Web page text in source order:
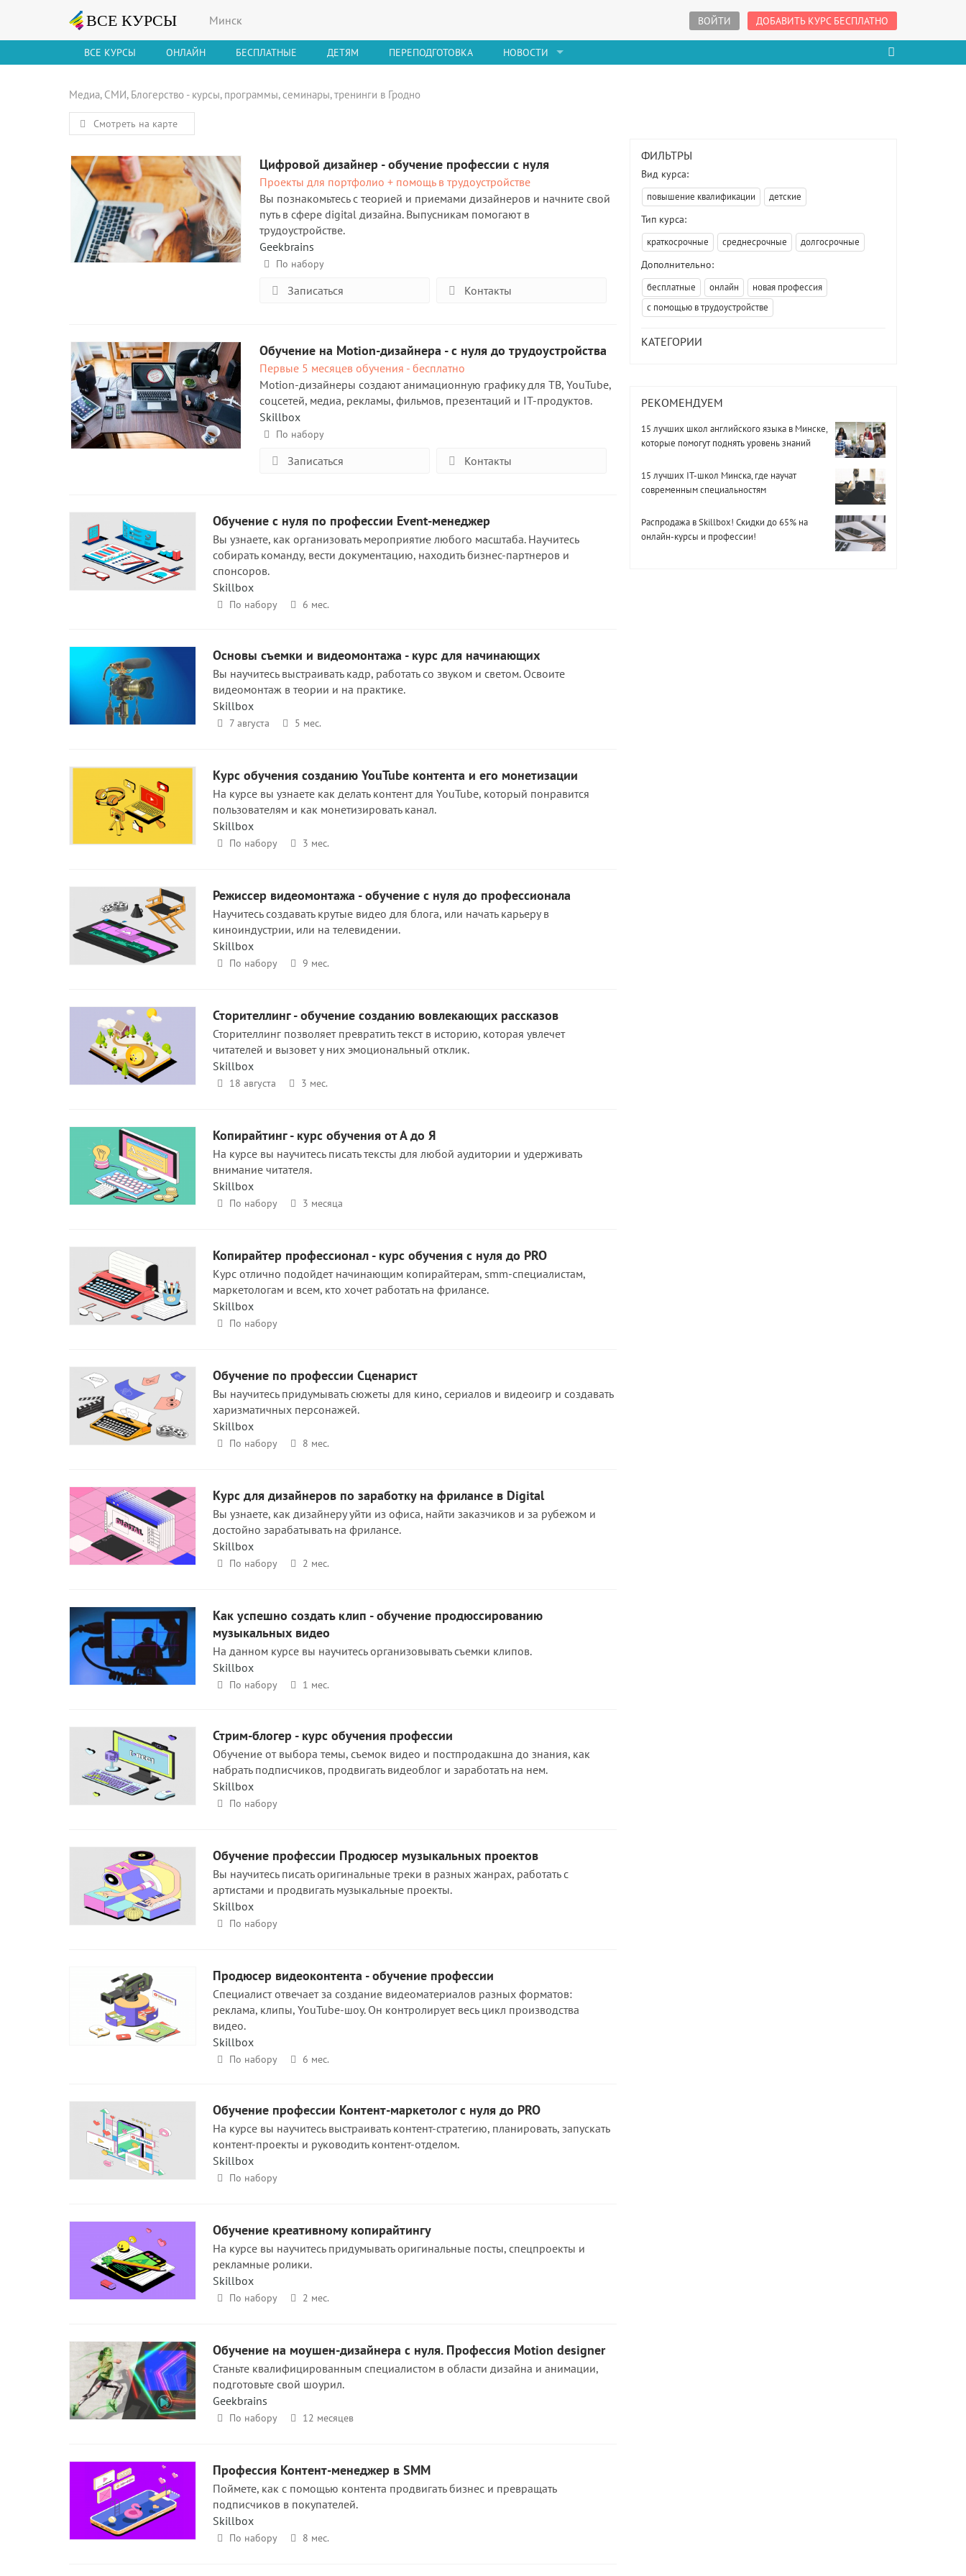
Минск ВОЙТИ ДОБАВИТЬ КУРС БЕСПЛАТНО
ВСЕ КУРСЫ ОНЛАЙН БЕСПЛАТНЫЕ ДЕТЯМ ПЕРЕПОДГОТОВКА НОВОСТИ
Медиа, СМИ, Блогерство - курсы, программы, семинары, тренинги в Гродно
Смотреть на карте
Цифровой дизайнер - обучение профессии с нуля
Проекты для портфолио + помощь в трудоустройстве
Вы познакомьтесь с теорией и приемами дизайнеров и начните свой
путь в сфере digital дизайна. Выпусникам помогают в
трудоустройстве.
Geekbrains
По набору
Записаться Контакты
Обучение на Motion-дизайнер‌а - с нуля до трудоустройства
Первые 5 месяцев обучения - бесплатно
Motion-дизайнеры создают анимационную графику для ТВ, YouTube,
соцсетей, медиа, рекламы, фильмов, презентаций и IT-продуктов.
Skillbox
По набору
Записаться Контакты
Обучение с нуля по профессии Event-менеджер
Вы узнаете, как организовать мероприятие любого масштаба. Научитесь
собирать команду, вести документацию, находить бизнес-партнеров и
спонсоров.
Skillbox
По набору 6 мес.
Основы съемки и видеомонтажа - курс для начинающих
Вы научитесь выстраивать кадр, работать со звуком и светом. Освоите
видеомонтаж в теории и на практике.
Skillbox
7 августа 5 мес.
Курс обучения созданию YouTube контента и его монетизации
На курсе вы узнаете как делать контент для YouTube, который понравится
пользователям и как монетизировать канал.
Skillbox
По набору 3 мес.
Режиссер видеомонтажа - обучение с нуля до профессионала
Научитесь создавать крутые видео для блога, или начать карьеру в
киноиндустрии, или на телевидении.
Skillbox
По набору 9 мес.
Сторителлинг - обучение созданию вовлекающих рассказов
Сторителлинг позволяет превратить текст в историю, которая увлечет
читателей и вызовет у них эмоциональный отклик.
Skillbox
18 августа 3 мес.
Копирайтинг - курс обучения от А до Я
На курсе вы научитесь писать тексты для любой аудитории и удерживать
внимание читателя.
Skillbox
По набору 3 месяца
Копирайтер профессионал - курс обучения с нуля до PRO
Курс отлично подойдет начинающим копирайтерам, smm-специалистам,
маркетологам и всем, кто хочет работать на фрилансе.
Skillbox
По набору
Обучение по профессии Сценарист
Вы научитесь придумывать сюжеты для кино, сериалов и видеоигр и создавать
харизматичных персонажей.
Skillbox
По набору 8 мес.
Курс для дизайнеров по заработку на фрилансе в Digital
Вы узнаете, как дизайнеру уйти из офиса, найти заказчиков и за рубежом и
достойно зарабатывать на фрилансе.
Skillbox
По набору 2 мес.
Как успешно создать клип - обучение продюссированию
музыкальных видео
На данном курсе вы научитесь организовывать съемки клипов.
Skillbox
По набору 1 мес.
Стрим-блогер - курс обучения профессии
Обучение от выбора темы, съемок видео и постпродакшна до знания, как
набрать подписчиков, продвигать видеоблог и заработать на нем.
Skillbox
По набору
Обучение профессии Продюсер музыкальных проектов
Вы научитесь писать оригинальные треки в разных жанрах, работать с
артистами и продвигать музыкальные проекты.
Skillbox
По набору
Продюсер видеоконтента - обучение профессии
Специалист отвечает за создание видеоматериалов разных форматов:
реклама, клипы, YouTube-шоу. Он контролирует весь цикл производства
видео.
Skillbox
По набору 6 мес.
Обучение профессии Контент-маркетолог с нуля до PRO
На курсе вы научитесь выстраивать контент-стратегию, планировать, запускать
контент-проекты и руководить контент-отделом.
Skillbox
По набору
Обучение креативному копирайтингу
На курсе вы научитесь придумывать оригинальные посты, спецпроекты и
рекламные ролики.
Skillbox
По набору 2 мес.
Обучение на моушен-дизайнера с нуля. Профессия Motion designer
Станьте квалифицированным специалистом в области дизайна и анимации,
подготовьте свой шоурил.
Geekbrains
По набору 12 месяцев
Профессия Контент-менеджер в SMM
Поймете, как с помощью контента продвигать бизнес и превращать
подписчиков в покупателей.
Skillbox
По набору 8 мес.
ФИЛЬТРЫ
Вид курса:
повышение квалификации детские
Тип курса:
краткосрочные среднесрочные долгосрочные
Дополнительно:
бесплатные онлайн
новая профессия
с помощью в трудоустройстве
КАТЕГОРИИ
РЕКОМЕНДУЕМ
15 лучших школ английского языка в Минске,
которые помогут поднять уровень знаний
15 лучших IT-школ Минска, где научат
современным специальностям
Распродажа в Skillbox! Скидки до 65% на
онлайн-курсы и профессии!